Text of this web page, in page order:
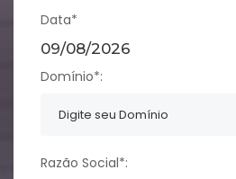
Data*
09/08/2026
Domínio*:
Razão Social*: